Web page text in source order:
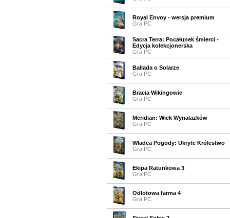
Royal Envoy - wersja premium
Gra PC
Sacra Terra: Pocałunek śmierci -
Edycja kolekcjonerska
Gra PC
Ballada o Solarze
Gra PC
Bracia Wikingowie
Gra PC
Meridian: Wiek Wynalazków
Gra PC
Władca Pogody: Ukryte Królestwo
Gra PC
Ekipa Ratunkowa 3
Gra PC
Odlotowa farma 4
Gra PC